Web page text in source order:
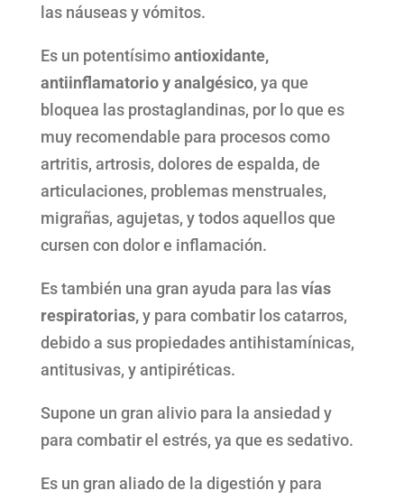
las náuseas y vómitos.
Es un potentísimoantioxidante,
antiinflamatorio y analgésico, ya que
bloquea las prostaglandinas, por lo que es
muy recomendable para procesos como
artritis, artrosis, dolores de espalda, de
articulaciones, problemas menstruales,
migrañas, agujetas, y todos aquellos que
cursen con dolor e inflamación.
Es también una gran ayuda para lasvías
respiratorias,y para combatir los catarros,
debido a sus propiedades antihistamínicas,
antitusivas, y antipiréticas.
Supone un gran alivio para la ansiedad y
para combatir el estrés, ya que es sedativo.
Es un gran aliado de la digestión y para